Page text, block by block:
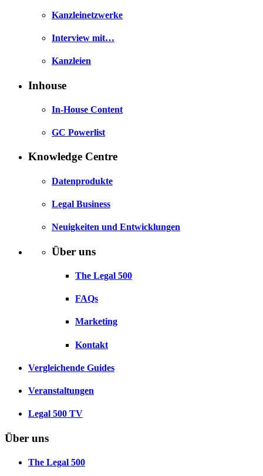
Kanzleinetzwerke
Interview mit…
Kanzleien
Inhouse
In-House Content
GC Powerlist
Knowledge Centre
Datenprodukte
Legal Business
Neuigkeiten und Entwicklungen
Über uns
The Legal 500
FAQs
Marketing
Kontakt
Vergleichende Guides
Veranstaltungen
Legal 500 TV
Über uns
The Legal 500